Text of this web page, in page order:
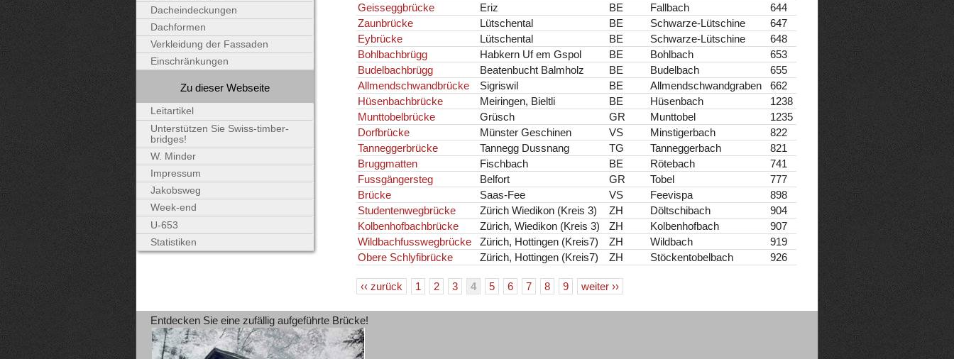
Geisseggbrücke
Eriz BE Fallbach
644
Zaunbrücke
Lütschental BE Schwarze-Lütschine
647
Eybrücke
Lütschental BE Schwarze-Lütschine
648
Bohlbachbrügg
Habkern Uf em Gspol BE Bohlbach
653
Budelbachbrügg
Beatenbucht Balmholz BE Budelbach
655
Allmendschwandbrücke
Sigriswil BE Allmendschwandgraben
662
Hüsenbachbrücke
Meiringen, Bieltli BE Hüsenbach
1238
Munttobelbrücke
Grüsch GR Munttobel
1235
Dorfbrücke
Münster Geschinen VS Minstigerbach
822
Tanneggerbrücke
Tannegg Dussnang TG Tanneggerbach
821
Bruggmatten
Fischbach BE Rötebach
741
Fussgängersteg
Belfort GR Tobel
777
Brücke
Saas-Fee VS Feevispa
898
Studentenwegbrücke
Zürich Wiedikon (Kreis 3) ZH Döltschibach
904
Kolbenhofbachbrücke
Zürich, Wiedikon (Kreis 3) ZH Kolbenhofbach
907
Wildbachfusswegbrücke
Zürich, Hottingen (Kreis7) ZH Wildbach
919
Obere Schlyfibrücke
Zürich, Hottingen (Kreis7) ZH Stöckentobelbach 926
‹‹ zurück 1 2 3 4 5 6 7 8 9 weiter ››
Dacheindeckungen
Dachformen
Verkleidung der Fassaden
Einschränkungen
Zu dieser Webseite
Leitartikel
Unterstützen Sie Swiss-timber-
bridges!
W. Minder
Impressum
Jakobsweg
Week-end
U-653
Statistiken
Entdecken Sie eine zufällig aufgeführte Brücke!